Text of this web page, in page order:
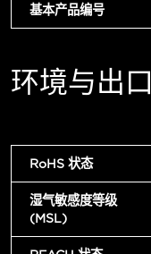
基本产品编号
环境与出口
RoHS 状态
湿气敏感度等级
(MSL)